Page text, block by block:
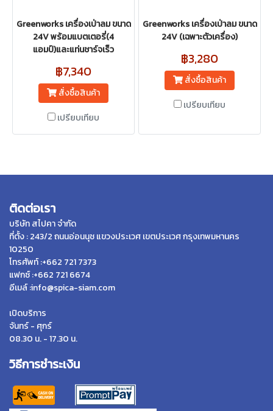
Greenworks เครื่องเป่าลม ขนาด
24V พร้อมแบตเตอรี่(4
แอมป์)และแท่นชาร์จเร็ว
฿7,340
สั่งซื้อสินค้า
เปรียบเทียบ
Greenworks เครื่องเป่าลม ขนาด
24V (เฉพาะตัวเครื่อง)
฿3,280
สั่งซื้อสินค้า
เปรียบเทียบ
ติดต่อเรา
บริษัท สไปคา จำกัด
ที่ตั้ง : 243/2 ถนนอ่อนนุช แขวงประเวศ เขตประเวศ กรุงเทพมหานคร
10250
โทรศัพท์ :+662 721 7373
แฟกซ์ :+662 721 6674
อีเมล์ :info@spica-siam.com
เปิดบริการ
จันทร์ - ศุกร์
08.30 น. - 17.30 น.
วิธีการชำระเงิน